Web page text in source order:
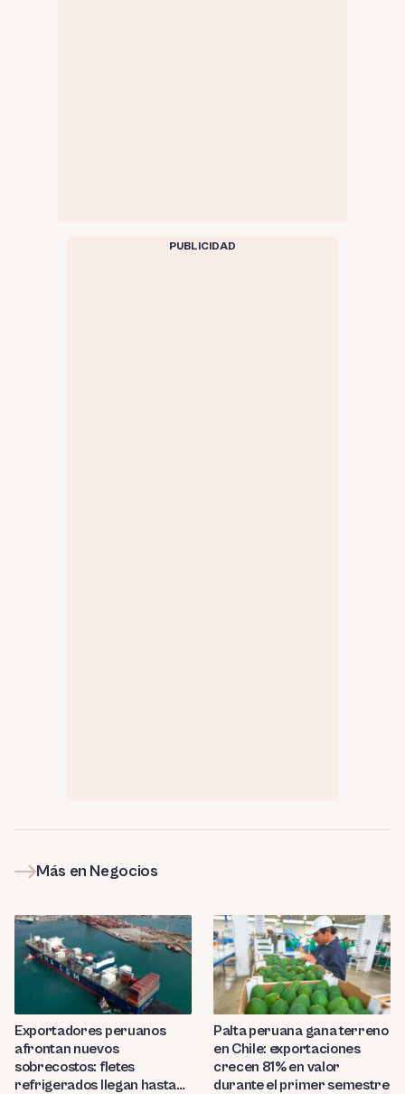
PUBLICIDAD
Más en Negocios
Exportadores peruanos
afrontan nuevos
sobrecostos: fletes
refrigerados llegan hasta
Palta peruana gana terreno
en Chile: exportaciones
crecen 81% en valor
durante el primer semestre